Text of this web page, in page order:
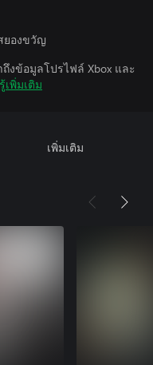
ยองขวัญ
งข้อมูลโปรไฟล์ Xbox และ
เพิ่มเติม
เพิ่มเติม